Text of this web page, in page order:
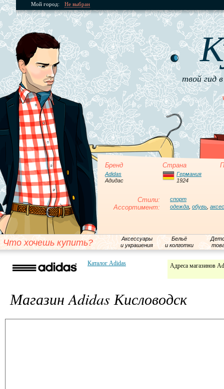
Мой город: Не выбран
твой гид
Бренд Страна
Adidas
Адидас
Германия
1924
Стили: спорт
Ассортимент: одежда обувь
Что хочешь купить?
Аксессуары
и украшения
Бельё
и колготки
Каталог Adidas Адреса магазинов
Магазин Adidas Кисловодск